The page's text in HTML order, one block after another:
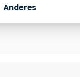
Anderes